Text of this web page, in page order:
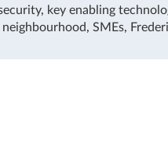
, key enabling
, SMEs,